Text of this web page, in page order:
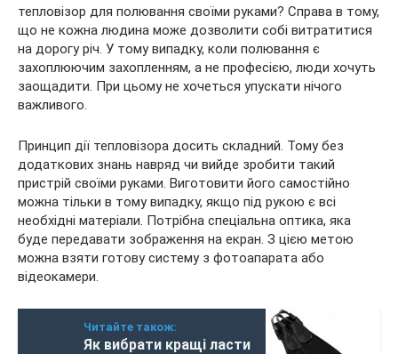
тепловізор для полювання своїми руками? Справа в тому,
що не кожна людина може дозволити собі витратитися
на дорогу річ. У тому випадку, коли полювання є
захоплюючим захопленням, а не професією, люди хочуть
заощадити. При цьому не хочеться упускати нічого
важливого.
Принцип дії тепловізора досить складний. Тому без
додаткових знань навряд чи вийде зробити такий
пристрій своїми руками. Виготовити його самостійно
можна тільки в тому випадку, якщо під рукою є всі
необхідні матеріали. Потрібна спеціальна оптика, яка
буде передавати зображення на екран. З цією метою
можна взяти готову систему з фотоапарата або
відеокамери.
Читайте також:
Як вибрати кращі ласти